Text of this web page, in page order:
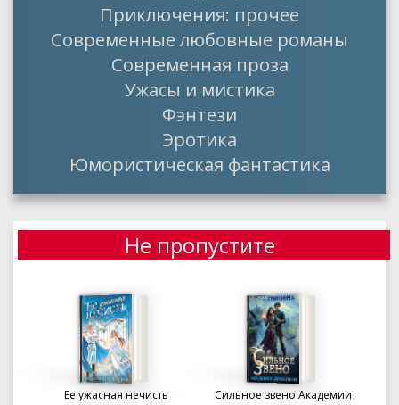
Приключения: прочее
Современные любовные романы
Современная проза
Ужасы и мистика
Фэнтези
Эротика
Юмористическая фантастика
Не пропустите
Ее ужасная нечисть
Сильное звено Академии